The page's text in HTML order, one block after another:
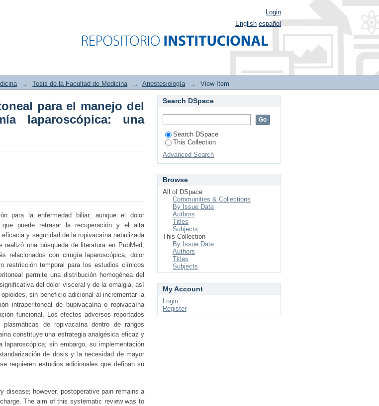
para el manejo del dolor durante la
revisión sistemática
Login
English español
→ Tesis de la Facultad de Medicina → Anestesiología → View Item
para el manejo del
laparoscópica: una
para la enfermedad biliar, aunque el dolor
que puede retrasar la recuperación y el alta
y seguridad de la ropivacaína nebulizada
una búsqueda de literatura en PubMed,
relacionados con cirugía laparoscópica, dolor
restricción temporal para los estudios clínicos
permite una distribución homogénea del
del dolor visceral y de la omalgia, así
sin beneficio adicional al incrementar la
intraperitoneal de bupivacaína o ropivacaína
funcional. Los efectos adversos reportados
de ropivacaína dentro de rangos
constituye una estrategia analgésica eficaz y
sin embargo, su implementación
de dosis y la necesidad de mayor
requieren estudios adicionales que definan su
disease; however, postoperative pain remains a
The aim of this systematic review was to
Search DSpace
Search DSpace
This Collection
Advanced Search
Browse
All of DSpace
Communities & Collections
By Issue Date
Authors
Titles
Subjects
This Collection
By Issue Date
Authors
Titles
Subjects
My Account
Login
Register